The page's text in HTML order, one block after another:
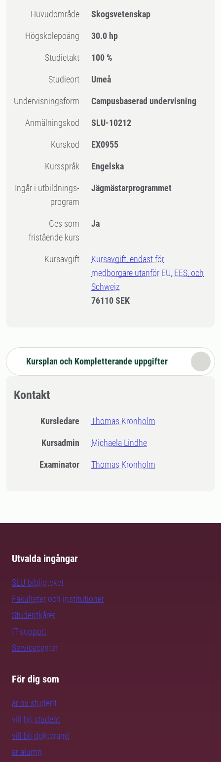
Huvudområde Skogsvetenskap
högskolepoäng 30.0 hp
Studietakt 100 %
Studieort Umeå
Undervisningsform Campusbaserad undervisning
Anmälningskod SLU-10212
Kurskod EX0955
Kursspråk Engelska
Ingår i utbildnings-
program
Jägmästarprogrammet
Ges som
fristående kurs
Ja
Kursavgift
Kursavgift, endast för
medborgare utanför EU, EES, och
Schweiz
76110 SEK
Kursplan och Kompletterande uppgifter
Kontakt
Kursledare Thomas Kronholm
Kursadmin Michaela Lindhe
Examinator Thomas Kronholm
Utvalda ingångar
SLU-biblioteket
Fakulteter och institutioner
Studentkårer
IT-support
Servicecenter
För dig som
är ny student
vill bli student
vill bli doktorand
är alumn